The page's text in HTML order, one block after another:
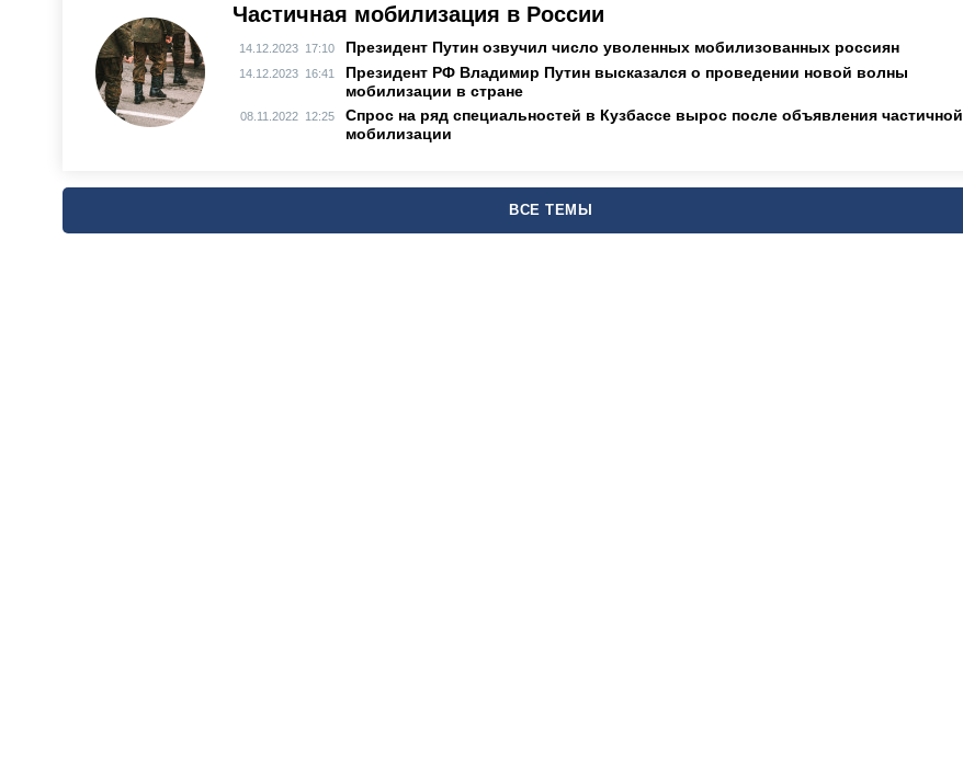
Частичная мобилизация в России
14.12.2023 17:10 Президент Путин озвучил число уволенных мобилизованных россиян
14.12.2023 16:41
Президент РФ Владимир Путин высказался о проведении новой волны
мобилизации в стране
08.11.2022 12:25
Спрос на ряд специальностей в Кузбассе вырос после объявления частичной
мобилизации
ВСЕ ТЕМЫ